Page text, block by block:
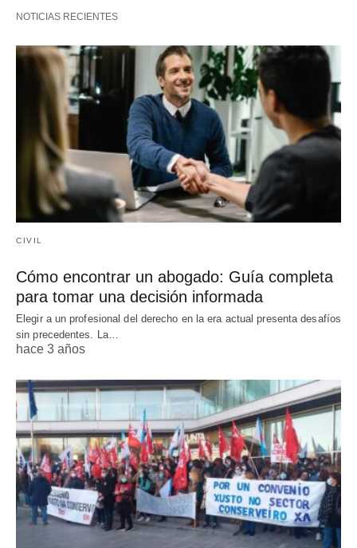
NOTICIAS RECIENTES
CIVIL
Cómo encontrar un abogado: Guía completa
para tomar una decisión informada
Elegir a un profesional del derecho en la era actual presenta desafíos
sin precedentes. La…
hace 3 años